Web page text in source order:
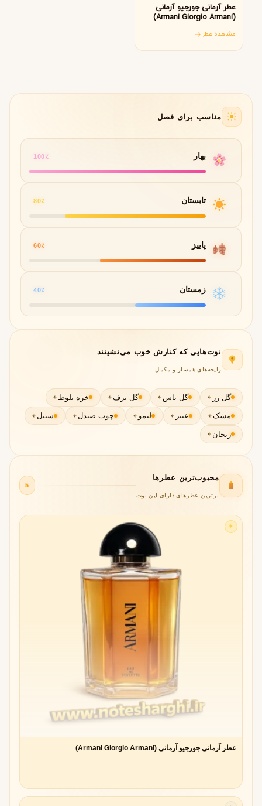
عطر آرمانی جورجیو آرمانی
(Armani Giorgio Armani)
مشاهده عطر
مناسب برای فصل
بهار 100٪
تابستان 80٪
پاییز 60٪
زمستان 40٪
نوت‌هایی که کنارش خوب می‌نشینند
رایحه‌های همساز و مکمل
گل رز گل یاس گل برف خزه بلوط
مشک عنبر لیمو چوب صندل سنبل
ریحان
محبوب‌ترین عطرها
برترین عطرهای دارای این نوت
5
✦
عطر آرمانی جورجیو آرمانی (Armani Giorgio Armani)